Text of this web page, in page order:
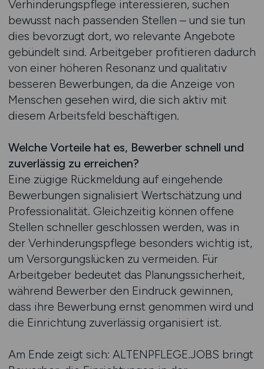
Verhinderungspflege interessieren, suchen
bewusst nach passenden Stellen – und sie tun
dies bevorzugt dort, wo relevante Angebote
gebündelt sind. Arbeitgeber profitieren dadurch
von einer höheren Resonanz und qualitativ
besseren Bewerbungen, da die Anzeige von
Menschen gesehen wird, die sich aktiv mit
diesem Arbeitsfeld beschäftigen.
Welche Vorteile hat es, Bewerber schnell und
zuverlässig zu erreichen?
Eine zügige Rückmeldung auf eingehende
Bewerbungen signalisiert Wertschätzung und
Professionalität. Gleichzeitig können offene
Stellen schneller geschlossen werden, was in
der Verhinderungspflege besonders wichtig ist,
um Versorgungslücken zu vermeiden. Für
Arbeitgeber bedeutet das Planungssicherheit,
während Bewerber den Eindruck gewinnen,
dass ihre Bewerbung ernst genommen wird und
die Einrichtung zuverlässig organisiert ist.
Am Ende zeigt sich: ALTENPFLEGE.JOBS bringt